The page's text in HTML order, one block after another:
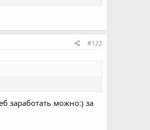
#122
заработать можно:) за